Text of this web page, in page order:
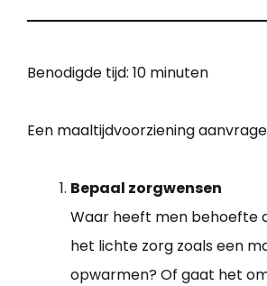
Benodigde tijd: 10 minuten
Een maaltijdvoorziening
Bepaal zorgwensen
Waar heeft men behoefte
het lichte zorg zoals een
opwarmen? Of gaat het